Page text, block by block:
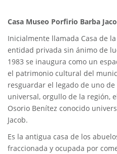
Casa Museo Porfirio Barba
Inicialmente llamada Casa de
entidad privada sin ánimo de
1983 se inaugura como un
el patrimonio cultural del
resguardar el legado de uno
universal, orgullo de la región,
Osorio Benítez conocido
Jacob.
Es la antigua casa de los
fraccionada y ocupada por